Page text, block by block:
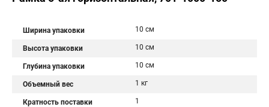
Ширина упаковки 10 см
Высота упаковки 10 см
Глубина упаковки 10 см
Объемный вес 1 кг
Кратность поставки 1